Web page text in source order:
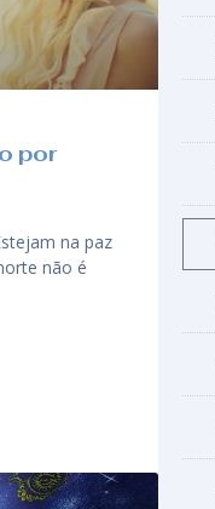
por
na paz
não é